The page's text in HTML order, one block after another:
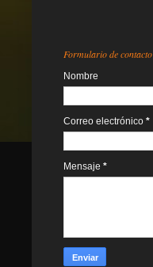
Formulario de contacto
Nombre
Correo electrónico *
Mensaje *